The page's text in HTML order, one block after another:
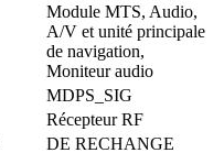
Module MTS, Audio,
A/V et unité principale
de navigation,
Moniteur audio
MDPS_SIG
Récepteur RF
DE RECHANGE